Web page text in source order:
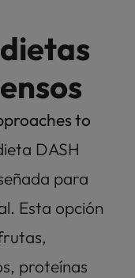
to
DASH
para
Esta opción
proteínas